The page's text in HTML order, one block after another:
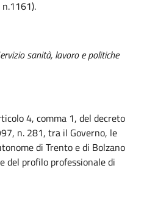
sanità, lavoro e politiche
4, comma 1, del decreto
n. 281, tra il Governo, le
di Trento e di Bolzano
del profilo professionale di